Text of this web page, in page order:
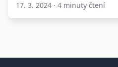
17. 3. 2024 · 4 minuty čtení